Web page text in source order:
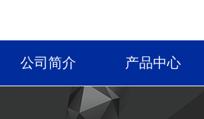
公司简介 产品中心